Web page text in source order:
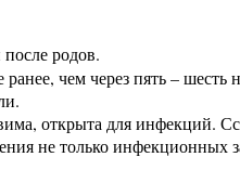
родов.
чем через пять –
открыта для инфекций.
не только инфекционных